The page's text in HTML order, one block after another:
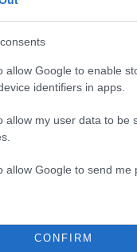
allow Google to enable
identifiers in apps.
allow my user data to be
allow Google to send me
CONFIRM
ρωτούσε πόσο
- Το παιδί
σύζυγος του
τροχαίο στις
απέσπασε την